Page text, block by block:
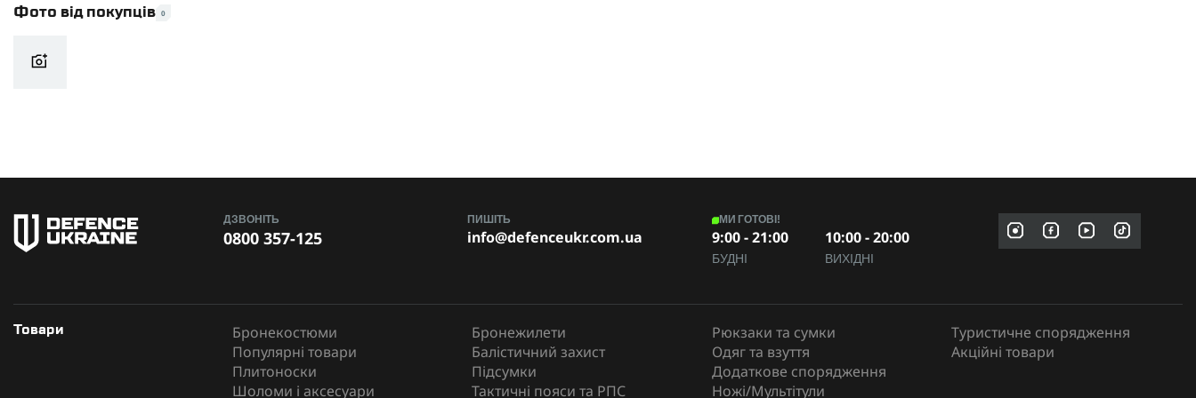
Фото від покупців 0
ДЗВОНІТЬ
0800 357-125
ПИШІТЬ
info@defenceukr.com.ua
МИ ГОТОВІ!
9:00 - 21:00
БУДНІ
10:00 - 20:00
ВИХІДНІ
Товари
Бронекостюми
Популярні товари
Плитоноски
Шоломи і аксесуари
Бронежилети
Балістичний захист
Підсумки
Тактичні пояси та РПС
Рюкзаки та сумки
Одяг та взуття
Додаткове спорядження
Ножі/Мультітули
Туристичне спорядження
Акційні товари